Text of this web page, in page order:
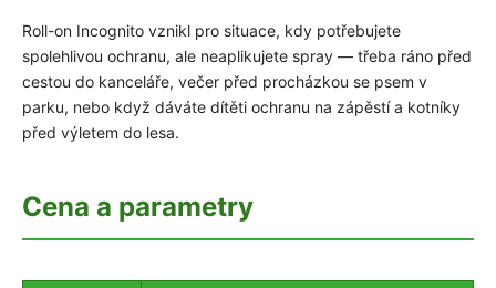
Roll-on Incognito vznikl pro situace, kdy potřebujete
spolehlivou ochranu, ale neaplikujete spray — třeba ráno před
cestou do kanceláře, večer před procházkou se psem v
parku, nebo když dáváte dítěti ochranu na zápěstí a kotníky
před výletem do lesa.
Cena a parametry